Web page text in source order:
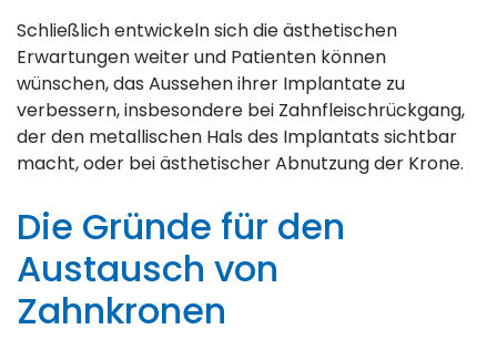
Schließlich entwickeln sich die ästhetischen
Erwartungen weiter und Patienten können
wünschen, das Aussehen ihrer Implantate zu
verbessern, insbesondere bei Zahnfleischrückgang,
der den metallischen Hals des Implantats sichtbar
macht, oder bei ästhetischer Abnutzung der Krone.
Die Gründe für den
Austausch von
Zahnkronen